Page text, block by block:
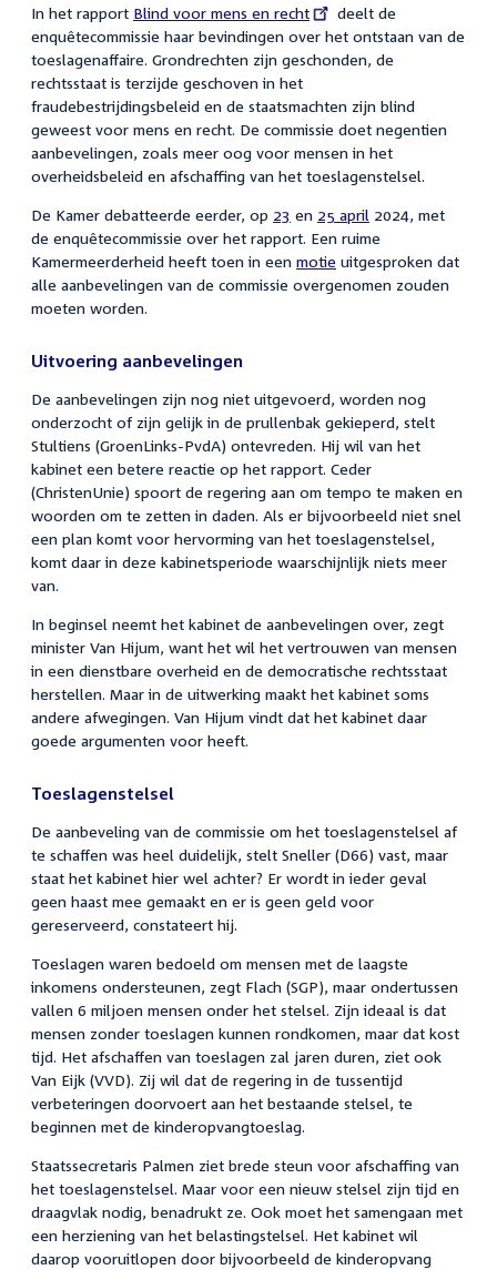
In het rapport External
link:
Blind voor mens en recht
deelt de
enquêtecommissie haar bevindingen over het ontstaan van de
toeslagenaffaire. Grondrechten zijn geschonden, de
rechtsstaat is terzijde geschoven in het
fraudebestrijdingsbeleid en de staatsmachten zijn blind
geweest voor mens en recht. De commissie doet negentien
aanbevelingen, zoals meer oog voor mensen in het
overheidsbeleid en afschaffing van het toeslagenstelsel.
De Kamer debatteerde eerder, op 23 en 25 april 2024, met
de enquêtecommissie over het rapport. Een ruime
Kamermeerderheid heeft toen in een motie uitgesproken dat
alle aanbevelingen van de commissie overgenomen zouden
moeten worden.
Uitvoering aanbevelingen
De aanbevelingen zijn nog niet uitgevoerd, worden nog
onderzocht of zijn gelijk in de prullenbak gekieperd, stelt
Stultiens (GroenLinks-PvdA) ontevreden. Hij wil van het
kabinet een betere reactie op het rapport. Ceder
(ChristenUnie) spoort de regering aan om tempo te maken en
woorden om te zetten in daden. Als er bijvoorbeeld niet snel
een plan komt voor hervorming van het toeslagenstelsel,
komt daar in deze kabinetsperiode waarschijnlijk niets meer
van.
In beginsel neemt het kabinet de aanbevelingen over, zegt
minister Van Hijum, want het wil het vertrouwen van mensen
in een dienstbare overheid en de democratische rechtsstaat
herstellen. Maar in de uitwerking maakt het kabinet soms
andere afwegingen. Van Hijum vindt dat het kabinet daar
goede argumenten voor heeft.
Toeslagenstelsel
De aanbeveling van de commissie om het toeslagenstelsel af
te schaffen was heel duidelijk, stelt Sneller (D66) vast, maar
staat het kabinet hier wel achter? Er wordt in ieder geval
geen haast mee gemaakt en er is geen geld voor
gereserveerd, constateert hij.
Toeslagen waren bedoeld om mensen met de laagste
inkomens ondersteunen, zegt Flach (SGP), maar ondertussen
vallen 6 miljoen mensen onder het stelsel. Zijn ideaal is dat
mensen zonder toeslagen kunnen rondkomen, maar dat kost
tijd. Het afschaffen van toeslagen zal jaren duren, ziet ook
Van Eijk (VVD). Zij wil dat de regering in de tussentijd
verbeteringen doorvoert aan het bestaande stelsel, te
beginnen met de kinderopvangtoeslag.
Staatssecretaris Palmen ziet brede steun voor afschaffing van
het toeslagenstelsel. Maar voor een nieuw stelsel zijn tijd en
draagvlak nodig, benadrukt ze. Ook moet het samengaan met
een herziening van het belastingstelsel. Het kabinet wil
daarop vooruitlopen door bijvoorbeeld de kinderopvang